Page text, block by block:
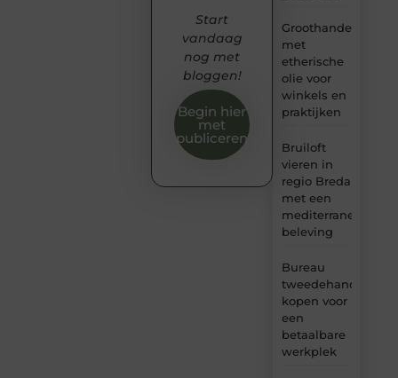
Groothandel
met
etherische
olie voor
winkels en
praktijken
Bruiloft
vieren in
regio Breda
met een
mediterrane
beleving
Bureau
tweedehands
kopen voor
een
betaalbare
werkplek
Start
vandaag
nog met
bloggen!
Begin hier
met
publiceren